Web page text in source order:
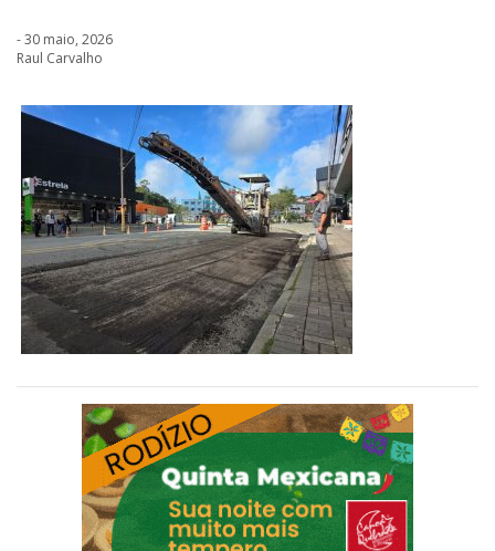
- 30 maio, 2026
Raul Carvalho